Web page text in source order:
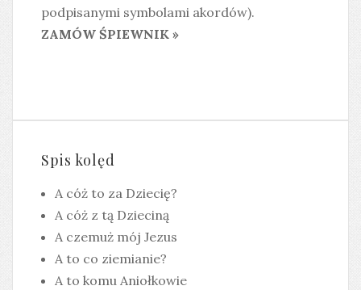
podpisanymi symbolami akordów).
ZAMÓW ŚPIEWNIK »
Spis kolęd
A cóż to za Dziecię?
A cóż z tą Dzieciną
A czemuż mój Jezus
A to co ziemianie?
A to komu Aniołkowie